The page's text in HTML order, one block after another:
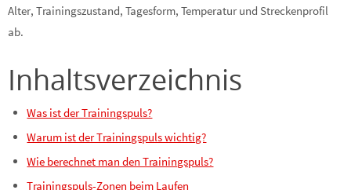
Alter, Trainingszustand, Tagesform, Temperatur und Streckenprofil
ab.
Inhaltsverzeichnis
Was ist der Trainingspuls?
Warum ist der Trainingspuls wichtig?
Wie berechnet man den Trainingspuls?
Trainingspuls-Zonen beim Laufen